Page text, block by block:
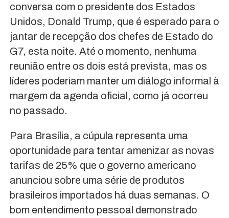
conversa com o presidente dos Estados
Unidos, Donald Trump, que é esperado para o
jantar de recepção dos chefes de Estado do
G7, esta noite. Até o momento, nenhuma
reunião entre os dois está prevista, mas os
líderes poderiam manter um diálogo informal à
margem da agenda oficial, como já ocorreu
no passado.
Para Brasília, a cúpula representa uma
oportunidade para tentar amenizar as novas
tarifas de 25% que o governo americano
anunciou sobre uma série de produtos
brasileiros importados há duas semanas. O
bom entendimento pessoal demonstrado